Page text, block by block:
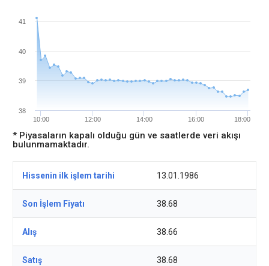
10:00 12:00 14:00 16:00 18:00
38
39
40
41
* Piyasaların kapalı olduğu gün ve saatlerde veri akışı
bulunmamaktadır.
Hissenin ilk işlem tarihi 13.01.1986
Son İşlem Fiyatı 38.68
Alış 38.66
Satış 38.68